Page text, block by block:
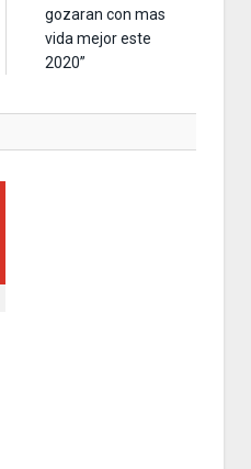
gozaran con mas
vida mejor este
2020”